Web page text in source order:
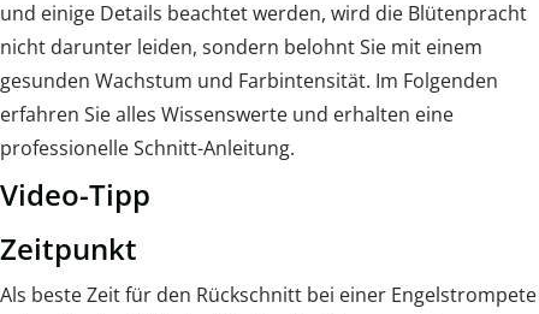
und einige Details beachtet werden, wird die Blütenpracht
nicht darunter leiden, sondern belohnt Sie mit einem
gesunden Wachstum und Farbintensität. Im Folgenden
erfahren Sie alles Wissenswerte und erhalten eine
professionelle Schnitt-Anleitung.
Video-Tipp
Zeitpunkt
Als beste Zeit für den Rückschnitt bei einer Engelstrompete